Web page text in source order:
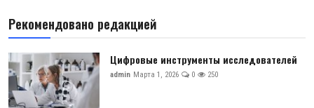
Рекомендовано редакцией
Цифровые инструменты исследователей
admin Марта 1, 2026 0 250